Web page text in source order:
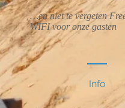
…en niet te vergeten
WIFI voor onze gasten
Info